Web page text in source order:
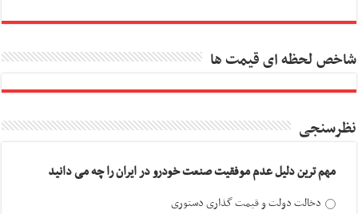
شاخص لحظه ای قیمت ها
نظرسنجی
مهم ترین دلیل عدم موفقیت صنعت خودرو در ایران را چه می دانید
دخالت دولت و قیمت گذاری دستوری